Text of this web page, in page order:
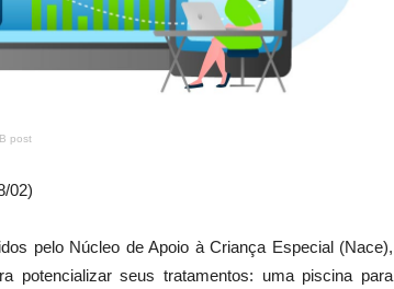
post
02)
pelo Núcleo de Apoio à Criança Especial (Nace),
potencializar seus tratamentos: uma piscina para